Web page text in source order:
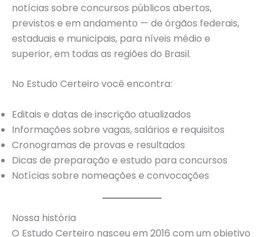
notícias sobre concursos públicos abertos,
previstos e em andamento — de órgãos federais,
estaduais e municipais, para níveis médio e
superior, em todas as regiões do Brasil.
No Estudo Certeiro você encontra:
Editais e datas de inscrição atualizados
Informações sobre vagas, salários e requisitos
Cronogramas de provas e resultados
Dicas de preparação e estudo para concursos
Notícias sobre nomeações e convocações
Nossa história
O Estudo Certeiro nasceu em 2016 com um objetivo